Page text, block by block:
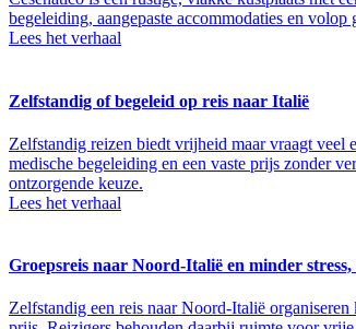
begeleiding, aangepaste accommodaties en
Lees het verhaal
Zelfstandig of begeleid op reis naar Italië
Zelfstandig reizen biedt vrijheid maar vraagt veel
medische begeleiding en een vaste prijs zonder
ontzorgende keuze.
Lees het verhaal
Groepsreis naar Noord-Italië en minder stress,
Zelfstandig een reis naar Noord-Italië